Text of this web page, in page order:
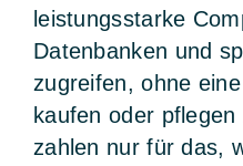
leistungsstarke
Datenbanken und
zugreifen, ohne
kaufen oder
zahlen nur für das,